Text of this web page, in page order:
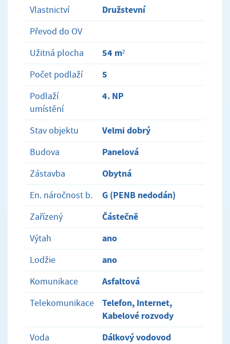
Vlastnictví Družstevní
Převod do OV
Užitná plocha
54 m²
Počet podlaží 5
Podlaží
umístění
4. NP
Stav objektu Velmi dobrý
Budova Panelová
Zástavba Obytná
En. náročnost b. G (PENB nedodán)
Zařízený Částečně
Výtah ano
Lodžie ano
Komunikace Asfaltová
Telekomunikace
Telefon, Internet,
Kabelové rozvody
Voda Dálkový vodovod